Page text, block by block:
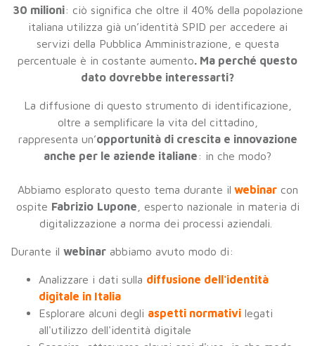
30 milioni: ciò significa che oltre il 40% della popolazione
italiana utilizza già un’identità SPID per accedere ai
servizi della Pubblica Amministrazione, e questa
percentuale è in costante aumento. Ma perché questo
dato dovrebbe interessarti?
La diffusione di questo strumento di identificazione,
oltre a semplificare la vita del cittadino,
rappresenta un’opportunità di crescita e innovazione
anche per le aziende italiane : in che modo?
Abbiamo esplorato questo tema durante il webinarcon
ospite Fabrizio Lupone , esperto nazionale in materia di
digitalizzazione a norma dei processi aziendali.
Durante il webinar abbiamo avuto modo di:
Analizzare i dati sulla diffusione dell'identità
digitale in Italia
Esplorare alcuni degli aspetti normativi legati
all'utilizzo dell'identità digitale